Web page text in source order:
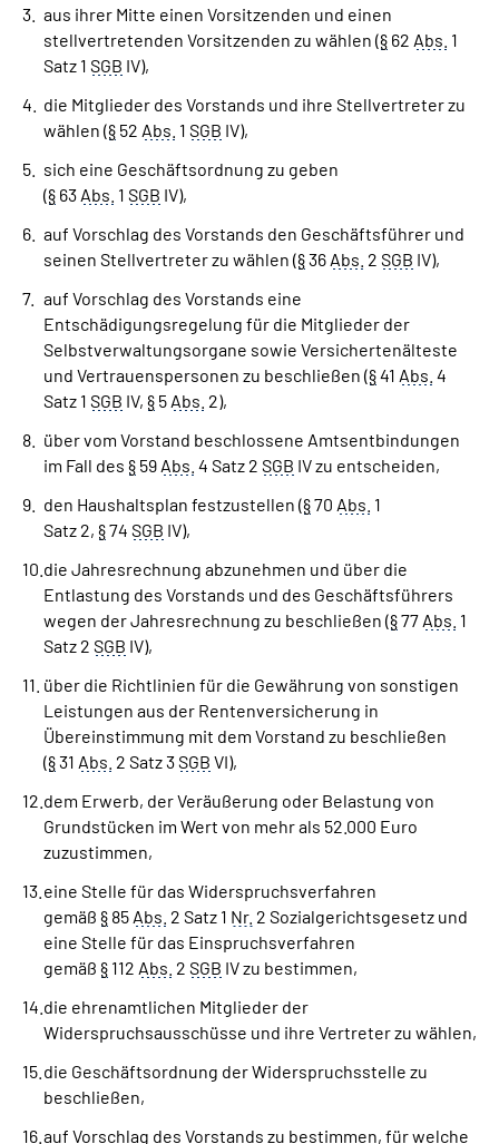
aus ihrer Mitte einen Vorsitzenden und einen
stellvertretenden Vorsitzenden zu wählen (§ 62 Abs. 1
Satz 1 SGB IV),
die Mitglieder des Vorstands und ihre Stellvertreter zu
wählen (§ 52 Abs. 1 SGB IV),
sich eine Geschäftsordnung zu geben
(§ 63 Abs. 1 SGB IV),
auf Vorschlag des Vorstands den Geschäftsführer und
seinen Stellvertreter zu wählen (§36 Abs. 2 SGB IV),
auf Vorschlag des Vorstands eine
Entschädigungsregelung für die Mitglieder der
Selbstverwaltungsorgane sowie Versichertenälteste
und Vertrauenspersonen zu beschließen (§41 Abs. 4
Satz 1 SGB IV, § 5 Abs. 2),
über vom Vorstand beschlossene Amtsentbindungen
im Fall des § 59 Abs. 4 Satz 2 SGB IV zu entscheiden,
den Haushaltsplan festzustellen (§70 Abs. 1
Satz 2, §74 SGB IV),
die Jahresrechnung abzunehmen und über die
Entlastung des Vorstands und des Geschäftsführers
wegen der Jahresrechnung zu beschließen (§77 Abs. 1
Satz 2 SGB IV),
über die Richtlinien für die Gewährung von sonstigen
Leistungen aus der Rentenversicherung in
Übereinstimmung mit dem Vorstand zu beschließen
(§31 Abs. 2 Satz 3SGB VI),
dem Erwerb, der Veräußerung oder Belastung von
Grundstücken im Wert von mehr als 52.000 Euro
zuzustimmen,
eine Stelle für das Widerspruchsverfahren
gemäß § 85 Abs. 2 Satz 1 Nr. 2 Sozialgerichtsgesetz und
eine Stelle für das Einspruchsverfahren
gemäß § 112 Abs. 2 SGB IV zu bestimmen,
die ehrenamtlichen Mitglieder der
Widerspruchsausschüsse und ihre Vertreter zu wählen,
die Geschäftsordnung der Widerspruchsstelle zu
beschließen,
auf Vorschlag des Vorstands zu bestimmen, für welche